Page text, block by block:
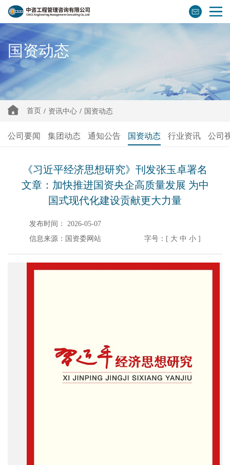
国资动态
首页 / 资讯中心 / 国资动态
公司要闻 集团动态 通知公告 国资动态 行业资讯 公司
《习近平经济思想研究》刊发张玉卓署名
文章：加快推进国资央企高质量发展 为中
国式现代化建设贡献更大力量
发布时间： 2026-05-07
信息来源： 国资委网站 字号：[ 大 中 小 ]